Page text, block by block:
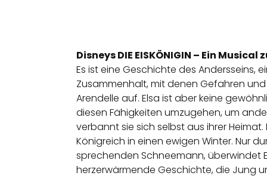
Disneys DIE EISKÖNIGIN – Ein
Es ist eine Geschichte des
Zusammenhalt, mit denen Gefahren
Arendelle auf. Elsa ist aber keine
diesen Fähigkeiten umzugehen, um
verbannt sie sich selbst aus ihrer
Königreich in einen ewigen Winter. Nur
sprechenden Schneemann, überwindet
herzerwärmende Geschichte, die Jung